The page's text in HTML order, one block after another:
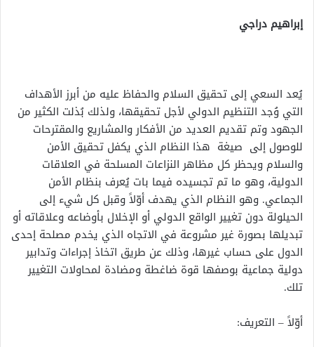
إبراهيم دراجي
يُعد السعي إلى تحقيق السلام والحفاظ عليه من أبرز الأهداف
التي وُجد التنظيم الدولي لأجل تحقيقها، ولذلك بُذلت الكثير من
الجهود وتم تقديم العديد من الأفكار والمشاريع والمقترحات
للوصول إلى صيغة هذا النظام الذي يكفل تحقيق الأمن
والسلام ويحظر كل مظاهر النزاعات المسلحة في العلاقات
الدولية، وهو ما تم تجسيده فيما بات يُعرف بنظام الأمن
الجماعي. وهو النظام الذي يهدف أوّلاً وقبل كل شيء إلى
الحيلولة دون تغيير الواقع الدولي أو الإخلال بأوضاعه وعلاقاته أو
تبديلها بصورة غير مشروعة في الاتجاه الذي يخدم مصلحة إحدى
الدول على حساب غيرها، وذلك عن طريق اتخاذ إجراءات وتدابير
دولية جماعية بوصفها قوة ضاغطة ومضادة لمحاولات التغيير
تلك.
أوّلاً – التعريف: